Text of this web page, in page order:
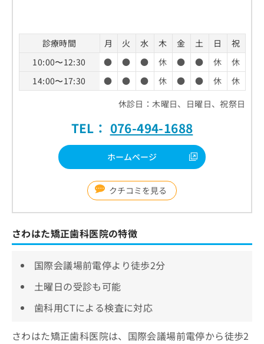
診療時間 月 火 水 木 金 土 日
祝
10:00〜12:30
● ● ● 休 ● ● 休
休
14:00〜17:30
● ● ● 休 ● ● 休
休
休診日：木曜日、日曜日、祝祭日
TEL： 076-494-1688
ホームページ
クチコミを見る
さわはた矯正歯科医院の特徴
国際会議場前電停より徒歩2分
土曜日の受診も可能
歯科用CTによる検査に対応
さわはた矯正歯科医院は、国際会議場前電停から徒歩2